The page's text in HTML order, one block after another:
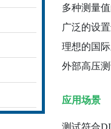
多种测量
广泛的设
理想的国
外部高压
应用场景
测试符合